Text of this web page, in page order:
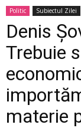
Politic Subiectul Zilei
Denis
Trebuie
materie